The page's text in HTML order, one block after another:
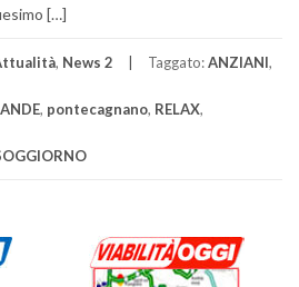
[…]
, News 2 Taggato:ANZIANI,
, pontecagnano, RELAX,